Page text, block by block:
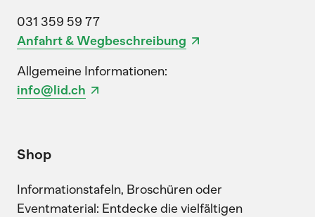
031 359 59 77
Anfahrt & Wegbeschreibung
Allgemeine Informationen:
info@lid.ch
Shop
Informationstafeln, Broschüren oder
Eventmaterial: Entdecke die vielfältigen